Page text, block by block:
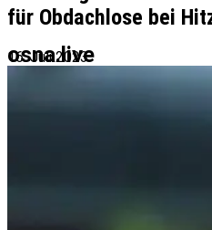
osna.live
für Obdachlose bei
16. Juli 2023